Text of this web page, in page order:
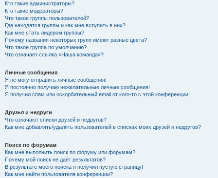
Кто такие администраторы?
Кто такие модераторы?
Что такое группы пользователей?
Где находятся группы и как мне вступить в них?
Как мне стать лидером группы?
Почему названия некоторых групп имеют разные цвета?
Что такое группа по умолчанию?
Что означает ссылка «Наша команда»?
Личные сообщения
Я не могу отправить личные сообщения!
Я постоянно получаю нежелательные личные сообщения!
Я получил спам или оскорбительный email от кого-то с этой конференции!
Друзья и недруги
Что означают списки друзей и недругов?
Как мне добавлять/удалять пользователей в списках моих друзей и недругов?
Поиск по форумам
Как мне выполнить поиск по форуму или форумам?
Почему мой поиск не даёт результатов?
В результате моего поиска я получил пустую страницу!
Как мне найти пользователя конференции?